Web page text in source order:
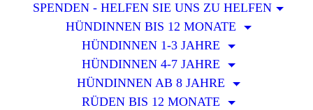
SPENDEN - HELFEN SIE UNS ZU HELFEN
HÜNDINNEN BIS 12 MONATE
HÜNDINNEN 1-3 JAHRE
HÜNDINNEN 4-7 JAHRE
HÜNDINNEN AB 8 JAHRE
RÜDEN BIS 12 MONATE